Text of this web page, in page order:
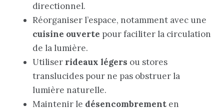
directionnel.
Réorganiser l’espace, notamment avec une
cuisine ouverte pour faciliter la circulation
de la lumière.
Utiliser rideaux légers ou stores
translucides pour ne pas obstruer la
lumière naturelle.
Maintenir le désencombrement en